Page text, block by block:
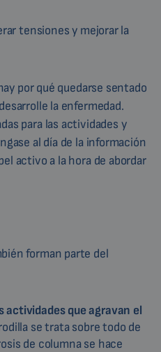
tensiones y mejorar la
por qué quedarse sentado
la enfermedad.
para las actividades y
al día de la información
activo a la hora de abordar
forman parte del
actividades que agravan el
se trata sobre todo de
de columna se hace